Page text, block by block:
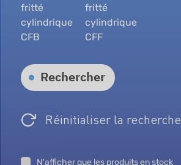
fritté
cylindrique
CFB
fritté
cylindrique
CFF
Rechercher
Réinitialiser la recherche
N'afficher que les produits en stock